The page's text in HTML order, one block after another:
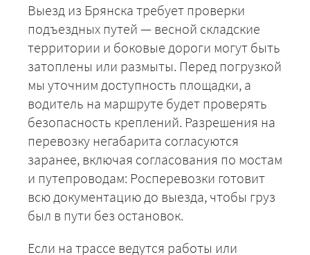
Выезд из Брянска требует проверки
подъездных путей — весной складские
территории и боковые дороги могут быть
затоплены или размыты. Перед погрузкой
мы уточним доступность площадки, а
водитель на маршруте будет проверять
безопасность креплений. Разрешения на
перевозку негабарита согласуются
заранее, включая согласования по мостам
и путепроводам: Росперевозки готовит
всю документацию до выезда, чтобы груз
был в пути без остановок.
Если на трассе ведутся работы или
ЗАКАЗАТЬ